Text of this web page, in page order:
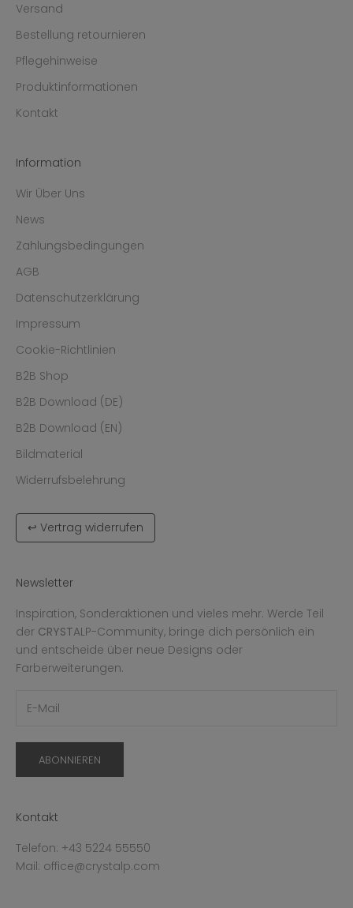
Versand
Bestellung retournieren
Pflegehinweise
Produktinformationen
Kontakt
Information
Wir Über Uns
News
Zahlungsbedingungen
AGB
Datenschutzerklärung
Impressum
Cookie-Richtlinien
B2B Shop
B2B Download (DE)
B2B Download (EN)
Bildmaterial
Widerrufsbelehrung
↩ Vertrag widerrufen
Newsletter
Inspiration, Sonderaktionen und vieles mehr. Werde Teil
der CRYSTALP-Community, bringe dich persönlich ein
und entscheide über neue Designs oder
Farberweiterungen.
ABONNIEREN
Kontakt
Telefon: +43 5224 55550
Mail: office@crystalp.com